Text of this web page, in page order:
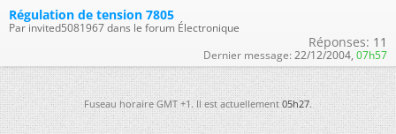
Régulation de tension 7805
Par invited5081967 dans le forum Électronique
Réponses: 11
Dernier message: 22/12/2004, 07h57
Fuseau horaire GMT +1. Il est actuellement05h27.